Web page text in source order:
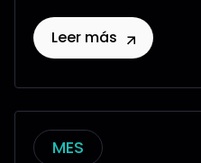
Leer más
MES